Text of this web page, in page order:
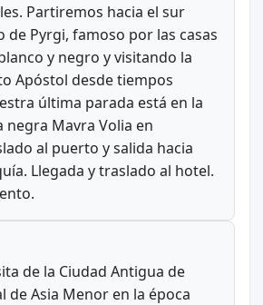
Partiremos hacia el sur
de Pyrgi, famoso por las casas
y negro y visitando la
Apóstol desde tiempos
última parada está en la
negra Mavra Volia en
al puerto y salida hacia
Llegada y traslado al hotel.
de la Ciudad Antigua de
de Asia Menor en la época